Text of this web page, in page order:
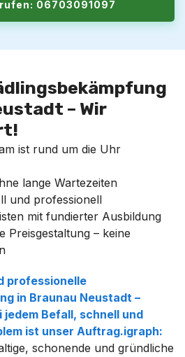
06703091097
– Wir
ist rund um die Uhr
lange Wartezeiten
und professionell
mit fundierter Ausbildung
Preisgestaltung – keine
professionelle
in Braunau Neustadt –
Befall, schnell und
ist unser Auftrag.igraph:
schonende und gründliche